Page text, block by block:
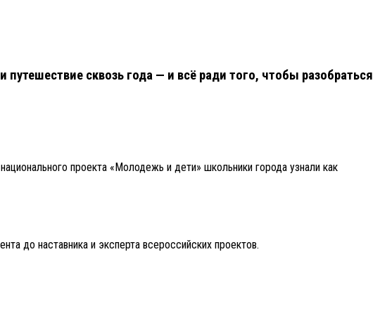
сквозь года — и всё ради того, чтобы разобраться
проекта «Молодежь и дети» школьники города узнали как
до наставника и эксперта всероссийских проектов.